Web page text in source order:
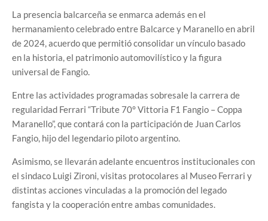
La presencia balcarceña se enmarca además en el
hermanamiento celebrado entre Balcarce y Maranello en abril
de 2024, acuerdo que permitió consolidar un vínculo basado
en la historia, el patrimonio automovilístico y la figura
universal de Fangio.
Entre las actividades programadas sobresale la carrera de
regularidad Ferrari “Tribute 70° Vittoria F1 Fangio – Coppa
Maranello”, que contará con la participación de Juan Carlos
Fangio, hijo del legendario piloto argentino.
Asimismo, se llevarán adelante encuentros institucionales con
el sindaco Luigi Zironi, visitas protocolares al Museo Ferrari y
distintas acciones vinculadas a la promoción del legado
fangista y la cooperación entre ambas comunidades.